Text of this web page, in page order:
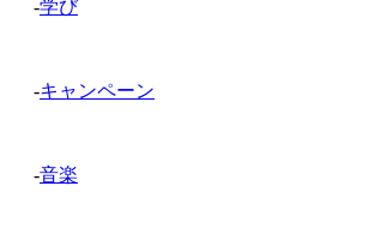
-学び
-キャンペーン
-音楽